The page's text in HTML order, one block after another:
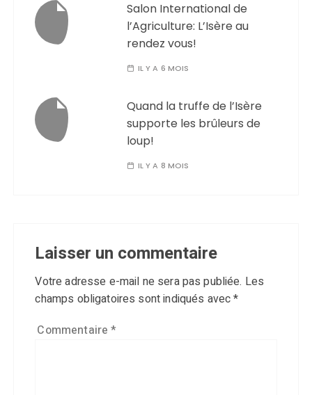
Salon International de
l’Agriculture: L’Isère au
rendez vous!
IL Y A 6 MOIS
Quand la truffe de l’Isère
supporte les brûleurs de
loup!
IL Y A 8 MOIS
Laisser un commentaire
Votre adresse e-mail ne sera pas publiée. Les
champs obligatoires sont indiqués avec*
Commentaire*